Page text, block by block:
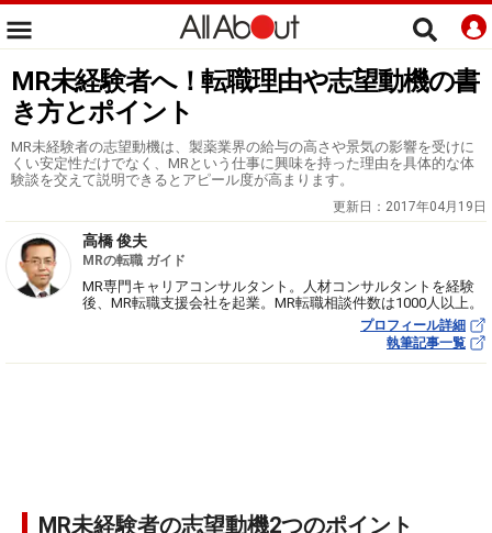
MR未経験者へ！転職理由や志望動機の書
き方とポイント
MR未経験者の志望動機は、製薬業界の給与の高さや景気の影響を受けに
くい安定性だけでなく、MRという仕事に興味を持った理由を具体的な体
験談を交えて説明できるとアピール度が高まります。
更新日： 2017年04月19日
高橋 俊夫
MRの転職 ガイド
MR専門キャリアコンサルタント。人材コンサルタントを経験
後、MR転職支援会社を起業。MR転職相談件数は1000人以上。
プロフィール詳細
執筆記事一覧
MR未経験者の志望動機2つのポイント